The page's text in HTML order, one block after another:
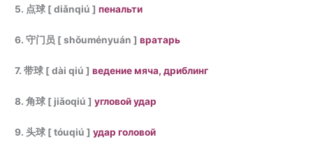
5. 点球 [ diǎnqiú ]пенальти
6. 守门员 [ shǒuményuán ]вратарь
7. 带球 [ dài qiú ]ведение мяча, дриблинг
8. 角球 [ jiǎoqiú ]угловой удар
9. 头球 [ tóuqiú ]удар головой